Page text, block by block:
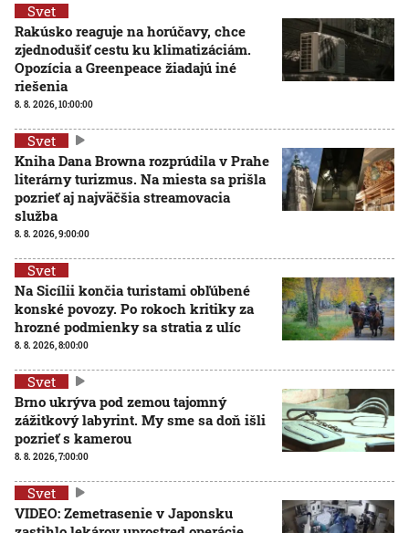
Svet
Rakúsko reaguje na horúčavy, chce
zjednodušiť cestu ku klimatizáciám.
Opozícia a Greenpeace žiadajú iné
riešenia
8. 8. 2026, 10:00:00
Svet
Kniha Dana Browna rozprúdila v Prahe
literárny turizmus. Na miesta sa prišla
pozrieť aj najväčšia streamovacia
služba
8. 8. 2026, 9:00:00
Svet
Na Sicílii končia turistami obľúbené
konské povozy. Po rokoch kritiky za
hrozné podmienky sa stratia z ulíc
8. 8. 2026, 8:00:00
Svet
Brno ukrýva pod zemou tajomný
zážitkový labyrint. My sme sa doň išli
pozrieť s kamerou
8. 8. 2026, 7:00:00
Svet
VIDEO: Zemetrasenie v Japonsku